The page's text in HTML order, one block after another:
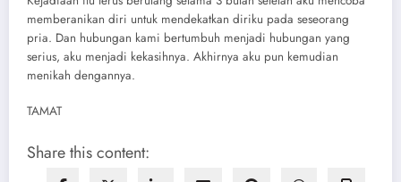
memberanikan diri untuk mendekatkan diriku pada seseorang
pria. Dan hubungan kami bertumbuh menjadi hubungan yang
serius, aku menjadi kekasihnya. Akhirnya aku pun kemudian
menikah dengannya.
TAMAT
Share this content: